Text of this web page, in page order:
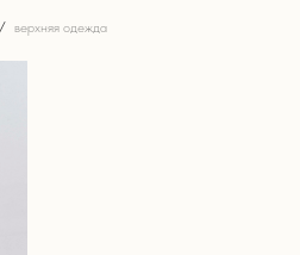
верхняя одежда